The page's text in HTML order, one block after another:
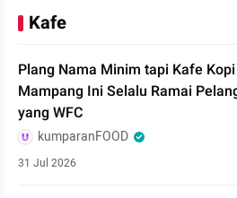
Kafe
Plang Nama Minim tapi Kafe
Mampang Ini Selalu Ramai
yang WFC
kumparanFOOD
31 Jul 2026